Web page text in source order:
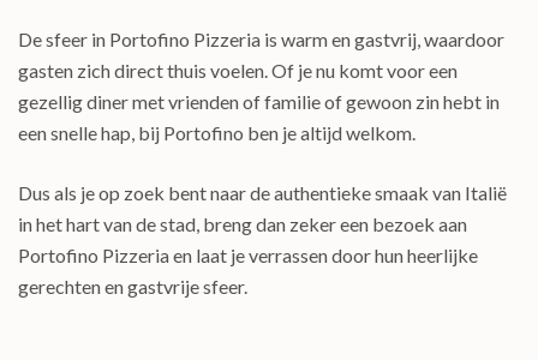
De sfeer in Portofino Pizzeria is warm en gastvrij, waardoor
gasten zich direct thuis voelen. Of je nu komt voor een
gezellig diner met vrienden of familie of gewoon zin hebt in
een snelle hap, bij Portofino ben je altijd welkom.
Dus als je op zoek bent naar de authentieke smaak van Italië
in het hart van de stad, breng dan zeker een bezoek aan
Portofino Pizzeria en laat je verrassen door hun heerlijke
gerechten en gastvrije sfeer.